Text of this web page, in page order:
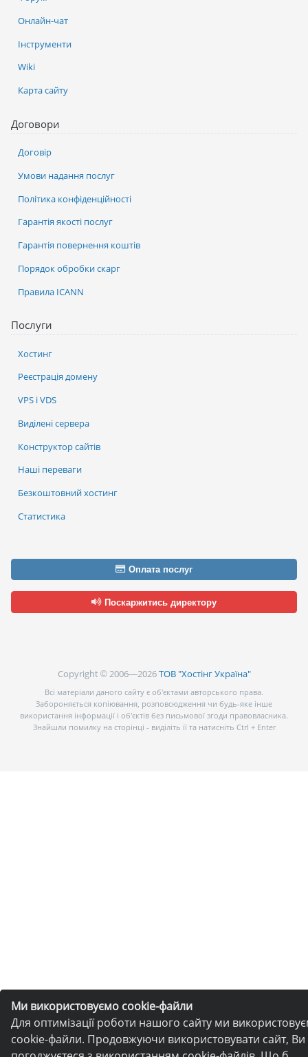
Ми використовуємо cookie-файли
Для оптимізації роботи нашого сайту ми
cookie-файли. Продовжуючи використовувати сайт, Ви
Послуги
Хостинг
Реєстрація домену
VPS і VDS
Виділені сервера
Конструктор сайтів
Наші переваги
Безкоштовний хостинг
Статистика
Онлайн-чат
Інструменти
Wiki
Карта сайту
Договори
Договір
Умови надання послуг
Політика конфіденційності
Гарантія якості послуг
Гарантія повернення коштів
Порядок обробки скарг
Правила ICANN
Оплата послуг
Поскаржитись директору
Copyright © 2006—2026ТОВ "Хостінг Україна"
Всі матеріали даного сайту є об’єктами авторського права.
Забороняється копіювання, розповсюдження чи будь-яке інше
використання інформації і об’єктів без письмової згоди правовласника.
Знайшли помилку на сторінці - виділіть її та натисніть Ctrl + Enter